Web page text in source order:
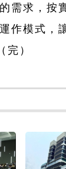
需求，按
作模式，
）